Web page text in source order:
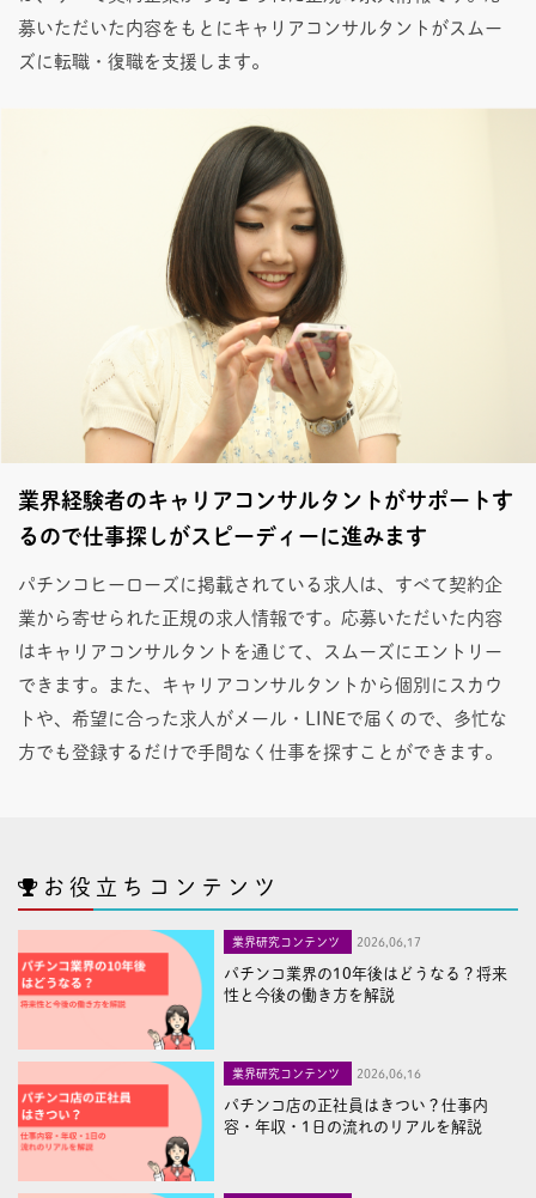
募いただいた内容をもとにキャリアコンサルタントがスムー
ズに転職・復職を支援します。
業界経験者のキャリアコンサルタントがサポートす
るので仕事探しがスピーディーに進みます
パチンコヒーローズに掲載されている求人は、すべて契約企
業から寄せられた正規の求人情報です。応募いただいた内容
はキャリアコンサルタントを通じて、スムーズにエントリー
できます。また、キャリアコンサルタントから個別にスカウ
トや、希望に合った求人がメール・LINEで届くので、多忙な
方でも登録するだけで手間なく仕事を探すことができます。
お役立ちコンテンツ
業界研究コンテンツ 2026,06,17
パチンコ業界の10年後はどうなる？将来
性と今後の働き方を解説
業界研究コンテンツ 2026,06,16
パチンコ店の正社員はきつい？仕事内
容・年収・1日の流れのリアルを解説